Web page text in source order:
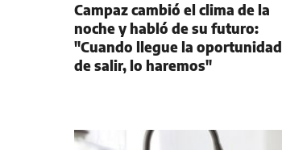
Campaz cambió el clima de la
noche y habló de su futuro:
"Cuando llegue la oportunidad
de salir, lo haremos"